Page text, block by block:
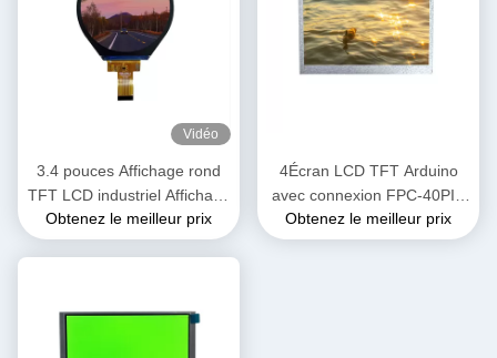
Vidéo
3.4 pouces Affichage rond
TFT LCD industriel Affichage
TFT 800x800 points Pour
appareil portatif
Obtenez le meilleur prix
4Écran LCD TFT Arduino
avec connexion FPC-40PIN
250cd/M2 luminosité
Obtenez le meilleur prix